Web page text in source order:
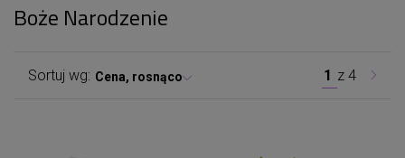
Boże Narodzenie
Sortuj wg: Cena, rosnąco 1 z 4